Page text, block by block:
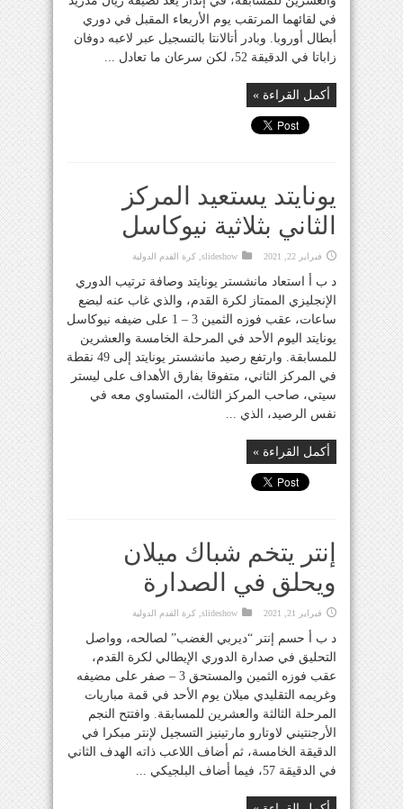
في لقائهما المرتقب يوم الأربعاء المقبل في دوري
أبطال أوروبا. وبادر أتالانتا بالتسجيل عبر لاعبه دوفان
زاباتا في الدقيقة 52، لكن سرعان ما تعادل ...
أكمل القراءة »
يونايتد يستعيد المركز
الثاني بثلاثية نيوكاسل
فبراير 22, 2021 slideshow كرة القدم الدولية
د ب أ استعاد مانشستر يونايتد وصافة ترتيب الدوري
الإنجليزي الممتاز لكرة القدم، والذي غاب عنه لبضع
ساعات، عقب فوزه الثمين 3 – 1 على ضيفه نيوكاسل
يونايتد اليوم الأحد في المرحلة الخامسة والعشرين
للمسابقة. وارتفع رصيد مانشستر يونايتد إلى 49 نقطة
في المركز الثاني، متفوقا بفارق الأهداف على ليستر
سيتي، صاحب المركز الثالث، المتساوي معه في
نفس الرصيد، الذي ...
أكمل القراءة »
إنتر يتخم شباك ميلان
ويحلق في الصدارة
فبراير 21, 2021 slideshow كرة القدم الدولية
د ب أ حسم إنتر “ديربي الغضب” لصالحه، وواصل
التحليق في صدارة الدوري الإيطالي لكرة القدم،
عقب فوزه الثمين والمستحق 3 – صفر على مضيفه
وغريمه التقليدي ميلان يوم الأحد في قمة مباريات
المرحلة الثالثة والعشرين للمسابقة. وافتتح النجم
الأرجنتيني لاوتارو مارتينيز التسجيل لإنتر مبكرا في
الدقيقة الخامسة، ثم أضاف اللاعب ذاته الهدف الثاني
في الدقيقة 57، فيما أضاف البلجيكي ...